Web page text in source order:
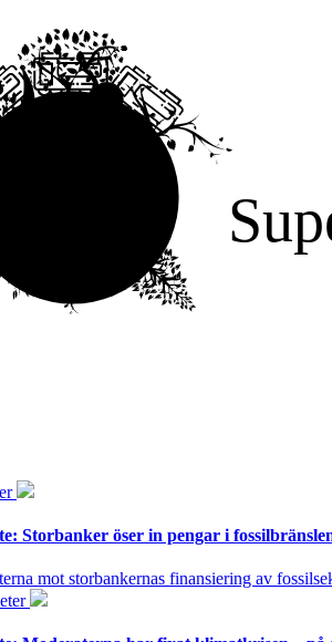
Storbanker öser in pengar i
mot storbankernas finansiering av